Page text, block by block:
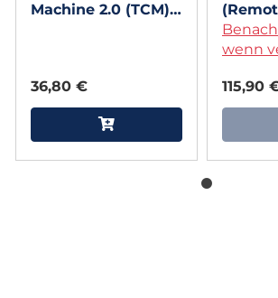
Machine 2.0 (TCM)
36,80 €
wenn
115,90